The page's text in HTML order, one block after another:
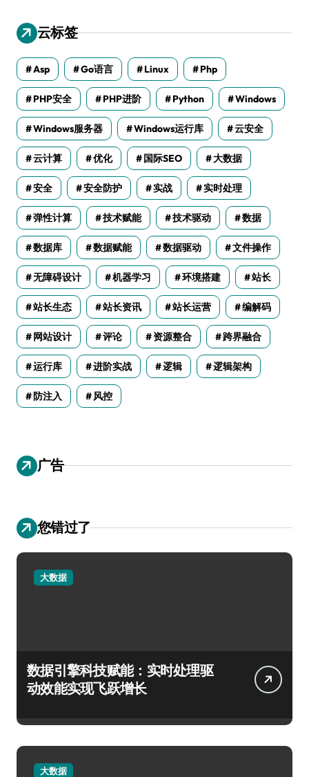
云标签
Asp Go语言 Linux Php
PHP安全 PHP进阶 Python Windows
Windows服务器 Windows运行库 云安全
云计算 优化 国际SEO 大数据
安全 安全防护 实战 实时处理
弹性计算 技术赋能 技术驱动 数据
数据库 数据赋能 数据驱动 文件操作
无障碍设计 机器学习 环境搭建 站长
站长生态 站长资讯 站长运营 编解码
网站设计 评论 资源整合 跨界融合
运行库 进阶实战 逻辑 逻辑架构
防注入 风控
广告
您错过了
大数据
数据引擎科技赋能：实时处理驱
动效能实现飞跃增长
大数据